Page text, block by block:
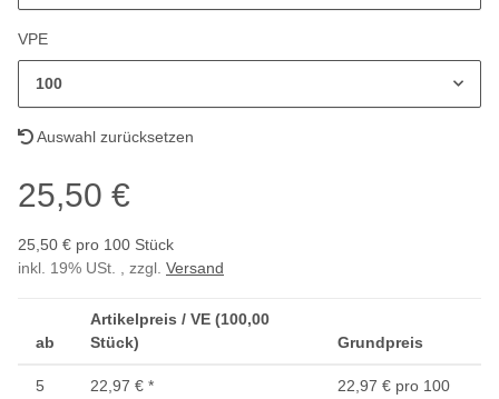
VPE
100
Auswahl zurücksetzen
25,50 €
25,50 € pro 100 Stück
inkl. 19% USt. , zzgl. Versand
ab
Artikelpreis / VE (100,00
Stück)
Grundpreis
5 22,97 € *
22,97 € pro 100